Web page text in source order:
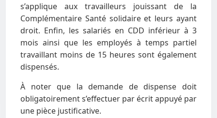
s’applique aux travailleurs jouissant de la
Complémentaire Santé solidaire et leurs ayant
droit. Enfin, les salariés en CDD inférieur à 3
mois ainsi que les employés à temps partiel
travaillant moins de 15 heures sont également
dispensés.
À noter que la demande de dispense doit
obligatoirement s’effectuer par écrit appuyé par
une pièce justificative.